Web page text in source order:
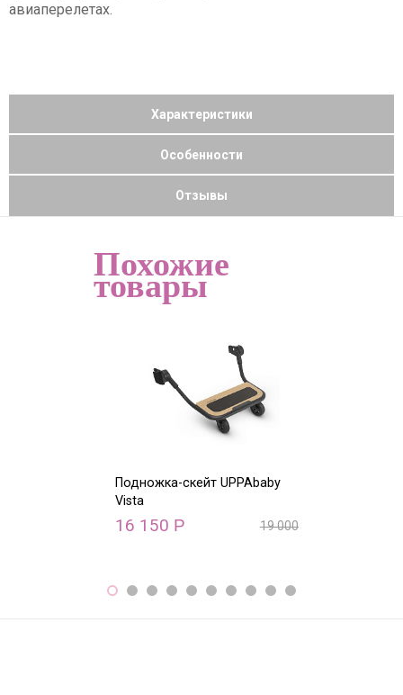
авиаперелетах.
Характеристики
Особенности
Отзывы
Похожие
товары
Подножка-скейт UPPAbaby
Vista
16 150 Р 19 000